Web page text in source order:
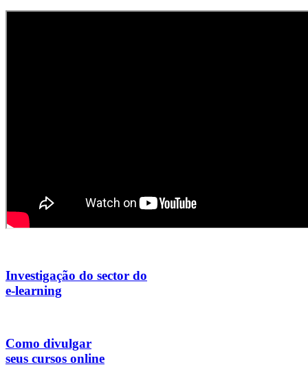
Investigação do sector do
e-learning
Como divulgar
seus cursos online